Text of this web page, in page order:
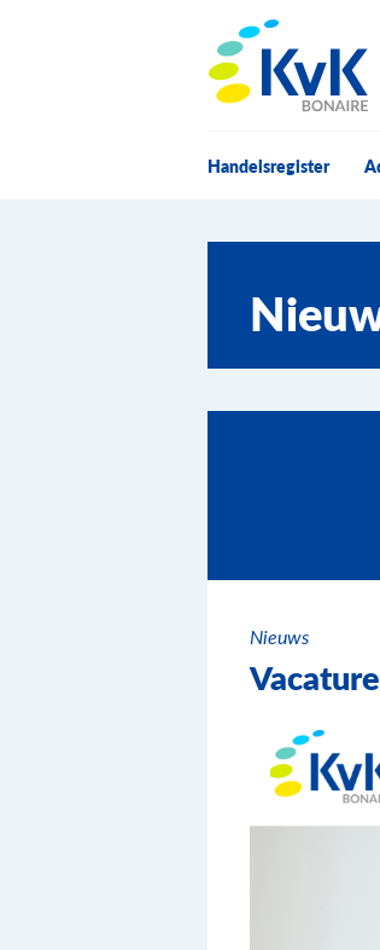
Handelsregister
Nieuws